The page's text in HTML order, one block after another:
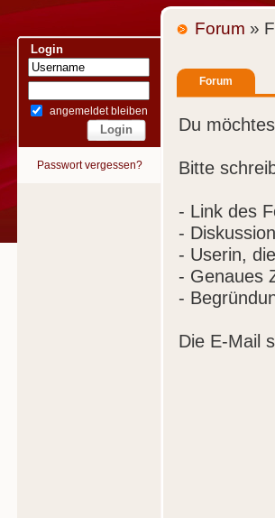
Login
angemeldet bleiben
Passwort vergessen?
Forum »
Forum
Du
Bitte
- Link des
-
- Userin,
- Genaues
-
Die E-Mail